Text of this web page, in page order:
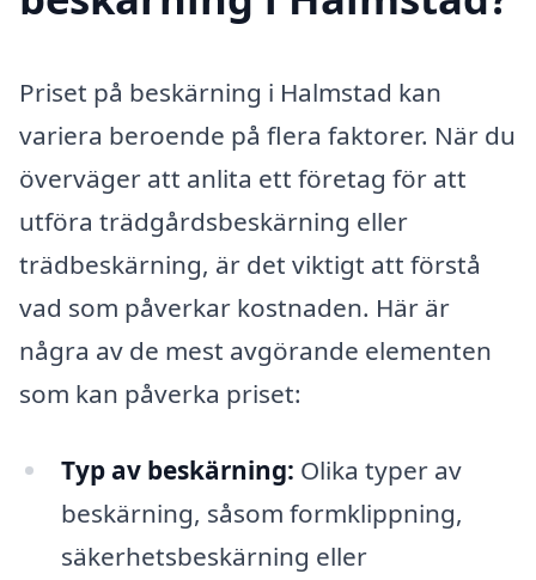
Priset på beskärning i Halmstad kan
variera beroende på flera faktorer. När du
överväger att anlita ett företag för att
utföra trädgårdsbeskärning eller
trädbeskärning, är det viktigt att förstå
vad som påverkar kostnaden. Här är
några av de mest avgörande elementen
som kan påverka priset:
Typ av beskärning: Olika typer av
beskärning, såsom formklippning,
säkerhetsbeskärning eller